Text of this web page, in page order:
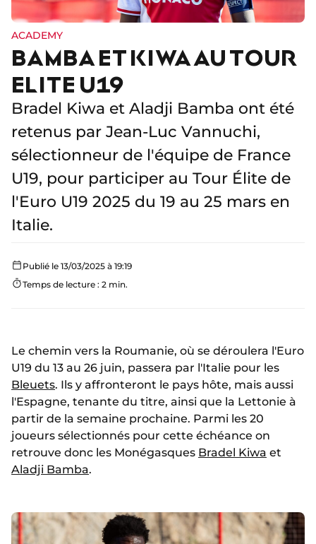
ACADEMY
BAMBA ET KIWA AU TOUR
ELITE U19
Bradel Kiwa et Aladji Bamba ont été
retenus par Jean-Luc Vannuchi,
sélectionneur de l'équipe de France
U19, pour participer au Tour Élite de
l'Euro U19 2025 du 19 au 25 mars en
Italie.
Publié le 13/03/2025 à 19:19
Temps de lecture : 2 min.
Le chemin vers la Roumanie, où se déroulera l'Euro
U19 du 13 au 26 juin, passera par l'Italie pour les
Bleuets. Ils y affronteront le pays hôte, mais aussi
l'Espagne, tenante du titre, ainsi que la Lettonie à
partir de la semaine prochaine. Parmi les 20
joueurs sélectionnés pour cette échéance on
retrouve donc les Monégasques Bradel Kiwa et
Aladji Bamba.